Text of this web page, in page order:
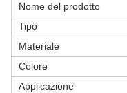
Nome del prodotto
Tipo
Materiale
Colore
Applicazione